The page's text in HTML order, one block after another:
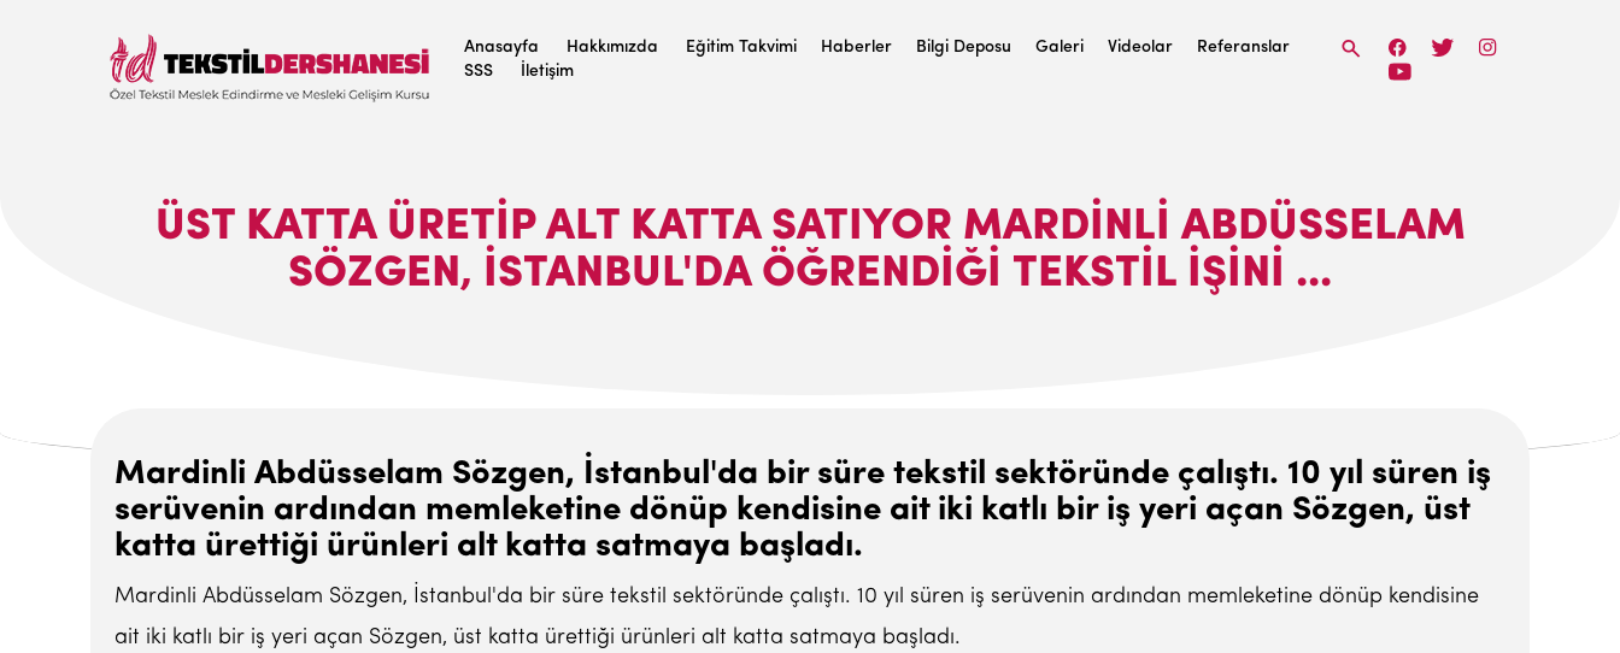
Anasayfa Hakkımızda Eğitim Takvimi Haberler Bilgi Deposu Galeri Videolar
Referanslar
SSS
İletişim
ÜST KATTA ÜRETIP ALT KATTA SATIYOR MARDINLI ABDÜSSELAM
SÖZGEN, İSTANBUL'DA ÖĞRENDIĞI TEKSTIL IŞINI ...
Mardinli Abdüsselam Sözgen, İstanbul'da bir süre tekstil sektöründe çalıştı. 10 yıl süren iş
serüvenin ardından memleketine dönüp kendisine ait iki katlı bir iş yeri açan Sözgen, üst
katta ürettiği ürünleri alt katta satmaya başladı.
Mardinli Abdüsselam Sözgen, İstanbul'da bir süre tekstil sektöründe çalıştı. 10 yıl süren iş serüvenin ardından memleketine dönüp kendisine
ait iki katlı bir iş yeri açan Sözgen, üst katta ürettiği ürünleri alt katta satmaya başladı.